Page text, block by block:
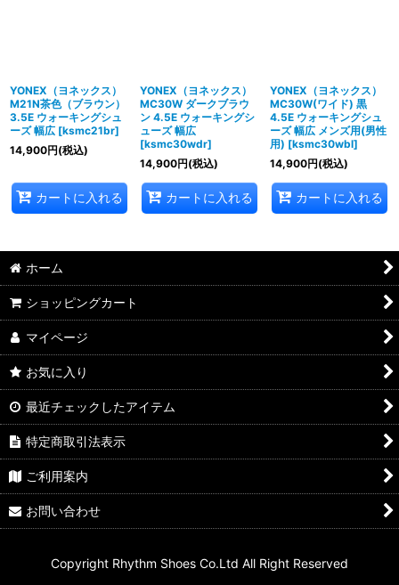
YONEX（ヨネックス）
M21N茶色（ブラウン）
3.5E ウォーキングシュ
ーズ 幅広 [ksmc21br]
14,900円(税込)
カートに入れる
YONEX（ヨネックス）
MC30W ダークブラウ
ン 4.5E ウォーキングシ
ューズ 幅広
[ksmc30wdr]
14,900円(税込)
カートに入れる
YONEX（ヨネックス）
MC30W(ワイド) 黒
4.5E ウォーキングシュ
ーズ 幅広 メンズ用(男性
用) [ksmc30wbl]
14,900円(税込)
カートに入れる
ホーム
ショッピングカート
マイページ
お気に入り
最近チェックしたアイテム
特定商取引法表示
ご利用案内
お問い合わせ
Copyright Rhythm Shoes Co.Ltd All Right Reserved